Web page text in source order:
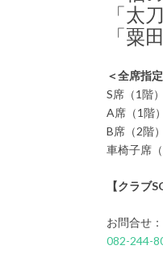
「太
「粟
＜全席指
S席（1階
A席（1階
B席（2階
車椅子席
【クラブ
お問合せ：
082-244-